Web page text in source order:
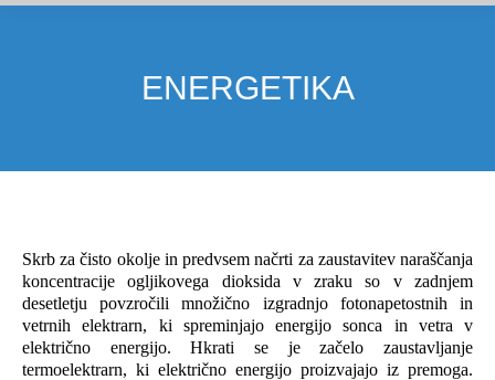
ENERGETIKA
Skrb za čisto okolje in predvsem načrti za zaustavitev naraščanja
koncentracije ogljikovega dioksida v zraku so v zadnjem
desetletju povzročili množično izgradnjo fotonapetostnih in
vetrnih elektrarn, ki spreminjajo energijo sonca in vetra v
električno energijo. Hkrati se je začelo zaustavljanje
termoelektrarn, ki električno energijo proizvajajo iz premoga.